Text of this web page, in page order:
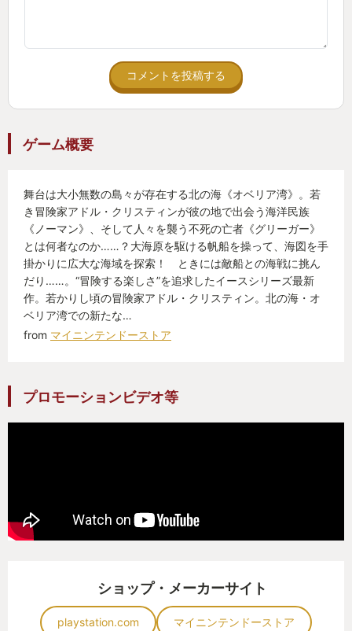
も覚えていくので
雑魚との戦いもあまり苦にならず楽しい。疾走感や
爽快感はシリーズ
伝統で残しつつ、2人のコンビという特徴を上手くゲ
ームに落とし込んだ強力なガードシステムがうまく
調和していてほんとうに操作していて気持ちの良い
シリーズ物なので手を出すまでのハードルは高いで
すが
同じ日本ファルコムの軌跡シリーズと違ってどこか
ら手を出しても
しっかり楽しめるイース。おすすめです。
コメントを投稿する
ゲーム概要
舞台は大小無数の島々が存在する北の海《オベリア湾》。若
き冒険家アドル・クリスティンが彼の地で出会う海洋民族
《ノーマン》、そして人々を襲う不死の亡者《グリーガー》
とは何者なのか……？大海原を駆ける帆船を操って、海図を手
掛かりに広大な海域を探索！ ときには敵船との海戦に挑ん
だり……。“冒険する楽しさ”を追求したイースシリーズ最新
作。若かりし頃の冒険家アドル・クリスティン。北の海・オ
ベリア湾での新たな…
from マイニンテンドーストア
プロモーションビデオ等
ショップ・メーカーサイト
playstation.com マイニンテンドーストア